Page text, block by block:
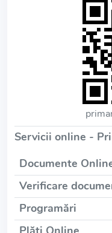
Servicii online -
Documente
Verificare
Programări